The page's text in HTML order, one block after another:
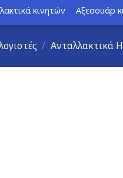
κινητών Αξεσουάρ
/ Ανταλλακτικά